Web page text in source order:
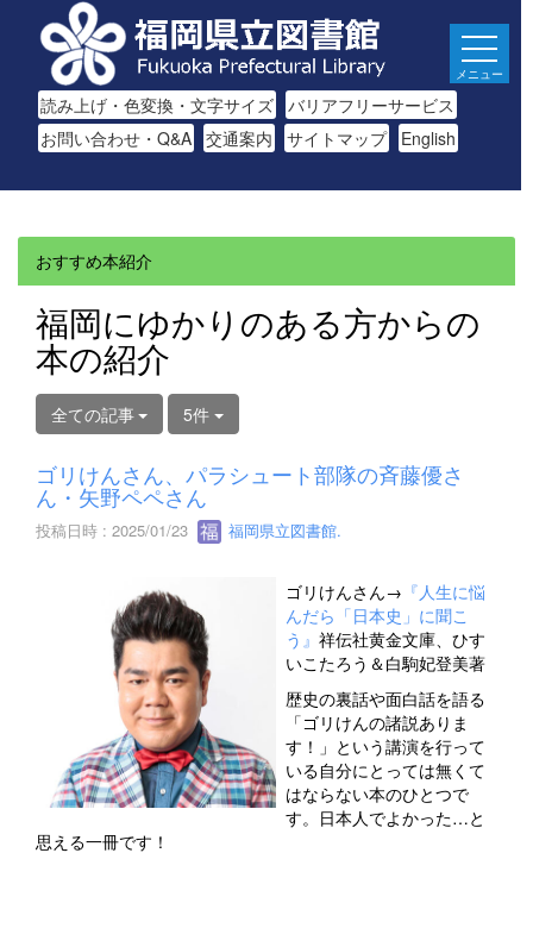
読み上げ・色変換・文字サイズ バリアフリーサービス
お問い合わせ・Q&A 交通案内 サイトマップ English
メニュー
おすすめ本紹介
福岡にゆかりのある方からの
本の紹介
全ての記事 5件
ゴリけんさん、パラシュート部隊の斉藤優さ
ん・矢野ペペさん
投稿日時 : 2025/01/23 福岡県立図書館.
ゴリけんさん→ 『人生に悩
んだら「日本史」に聞こ
う』 祥伝社黄金文庫、ひす
いこたろう＆白駒妃登美著
歴史の裏話や面白話を語る
「ゴリけんの諸説ありま
す！」という講演を行って
いる自分にとっては無くて
はならない本のひとつで
す。日本人でよかった…と
思える一冊です！